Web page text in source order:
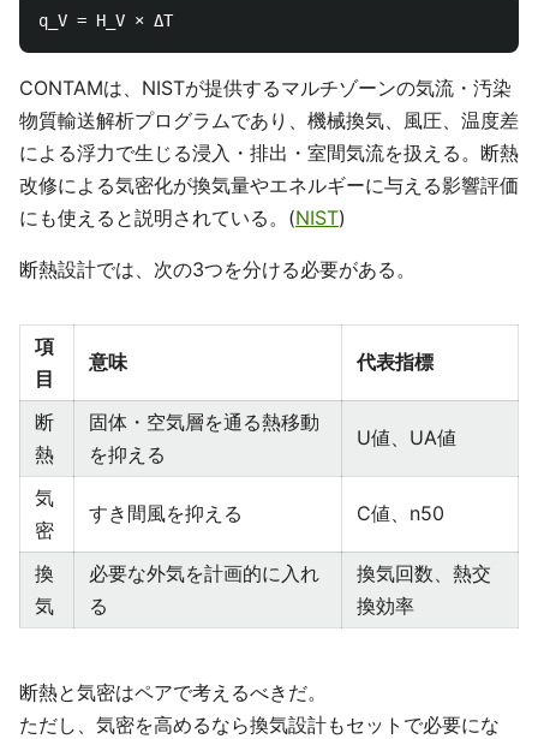
CONTAMは、NISTが提供するマルチゾーンの気流・汚染
物質輸送解析プログラムであり、機械換気、風圧、温度差
による浮力で生じる浸入・排出・室間気流を扱える。断熱
改修による気密化が換気量やエネルギーに与える影響評価
にも使えると説明されている。(NIST)
断熱設計では、次の3つを分ける必要がある。
項
目
意味 代表指標
断
熱
固体・空気層を通る熱移動
を抑える
U値、UA値
気
密
すき間風を抑える C値、n50
換
気
必要な外気を計画的に入れ
る
換気回数、熱交
換効率
断熱と気密はペアで考えるべきだ。
ただし、気密を高めるなら換気設計もセットで必要にな